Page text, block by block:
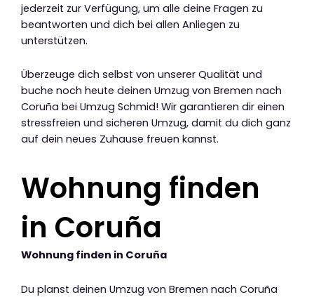
jederzeit zur Verfügung, um alle deine Fragen zu
beantworten und dich bei allen Anliegen zu
unterstützen.
Überzeuge dich selbst von unserer Qualität und
buche noch heute deinen Umzug von Bremen nach
Coruña bei Umzug Schmid! Wir garantieren dir einen
stressfreien und sicheren Umzug, damit du dich ganz
auf dein neues Zuhause freuen kannst.
Wohnung finden
in Coruña
Wohnung finden in Coruña
Du planst deinen Umzug von Bremen nach Coruña